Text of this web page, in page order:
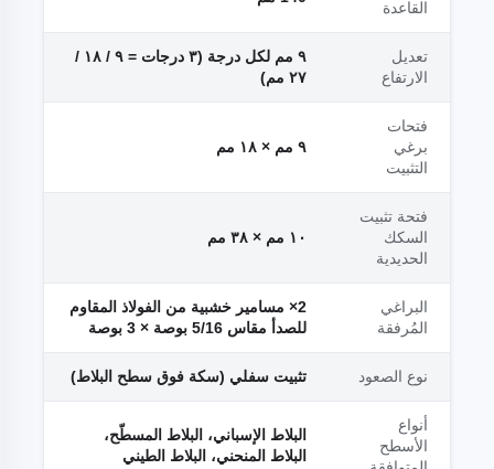
القاعدة
تعديل
الارتفاع
٩ مم لكل درجة (٣ درجات = ٩ / ١٨ /
٢٧ مم)
فتحات
برغي
التثبيت
٩ مم × ١٨ مم
فتحة تثبيت
السكك
الحديدية
١٠ مم × ٣٨ مم
البراغي
المُرفقة
2× مسامير خشبية من الفولاذ المقاوم
للصدأ مقاس 5/16 بوصة × 3 بوصة
نوع الصعود تثبيت سفلي (سكة فوق سطح البلاط)
أنواع
الأسطح
البلاط الإسباني، البلاط المسطّح،
البلاط المنحني، البلاط الطيني